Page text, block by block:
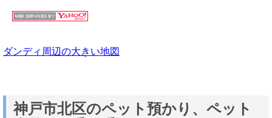
ダンディ周辺の大きい地図
神戸市北区のペット預かり、ペット